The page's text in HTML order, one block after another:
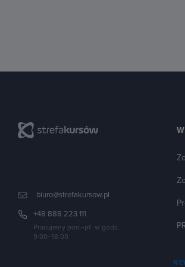
biuro@strefakursow.pl
+48 888 223 111
Pracujemy pon.–pt. w godz.
9:00–16:00